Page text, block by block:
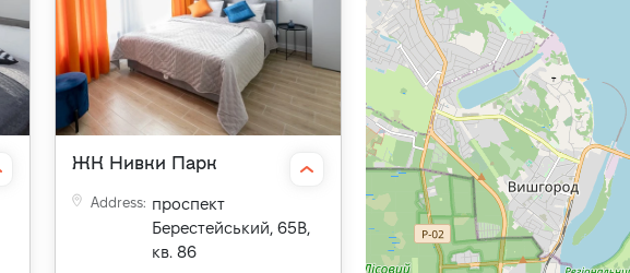
ЖК Нивки Парк
Address: проспект
Берестейський, 65В,
кв. 86